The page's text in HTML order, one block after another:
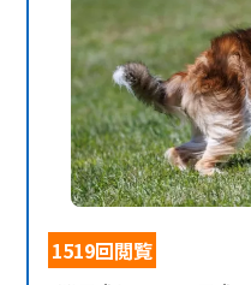
1519回閲覧